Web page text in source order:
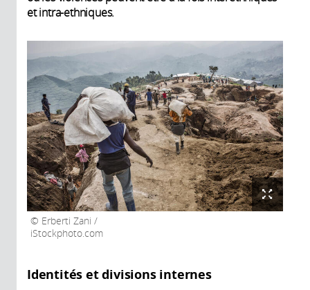
et intra-ethniques.
Erberti Zani /
iStockphoto.com
Identités et divisions internes